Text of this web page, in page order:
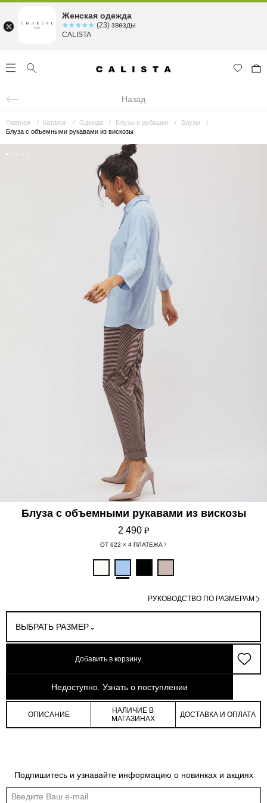
Назад
Главная Каталог Одежда Блузы и рубашки
Блузы
Блуза с объемными рукавами из вискозы
Блуза с объемными рукавами из вискозы
2 490 ₽
ОТ 622 × 4 ПЛАТЕЖА
ВЫБРАТЬ РАЗМЕР
РУКОВОДСТВО ПО РАЗМЕРАМ
Добавить в корзину
Недоступно. Узнать о поступлении
арт: 1-114934-006
Общая таблица размеров показывает нашу стандартную размерную линейку
Международный
ОПИСАНИЕ
НАЛИЧИЕ В
МАГАЗИНАХ
ДОСТАВКА И ОПЛАТА
Подпишитесь и узнавайте информацию о новинках и акциях
Женская одежда
☆☆☆☆☆
★★★★★ (23) звезды
CALISTA